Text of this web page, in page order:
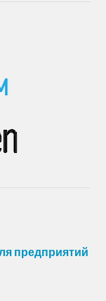
предприятий